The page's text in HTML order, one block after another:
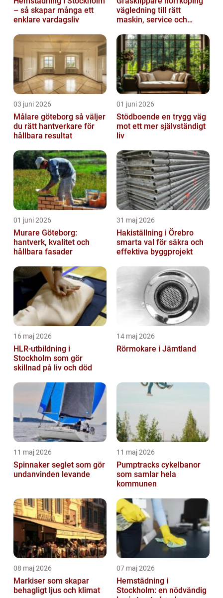
– så skapar många ett
enklare vardagsliv
vägledning till rätt
maskin, service och
03 juni 2026
Målare göteborg så väljer
du rätt hantverkare för
hållbara resultat
01 juni 2026
Stödboende en trygg väg
mot ett mer självständigt
liv
01 juni 2026
Murare Göteborg:
hantverk, kvalitet och
hållbara fasader
31 maj 2026
Hakiställning i Örebro
smarta val för säkra och
effektiva byggprojekt
16 maj 2026
HLR-utbildning i
Stockholm som gör
skillnad på liv och död
14 maj 2026
Rörmokare i Jämtland
11 maj 2026
Spinnaker seglet som gör
undanvinden levande
11 maj 2026
Pumptracks cykelbanor
som samlar hela
kommunen
08 maj 2026
Markiser som skapar
behagligt ljus och klimat
07 maj 2026
Hemstädning i
Stockholm: en nödvändig